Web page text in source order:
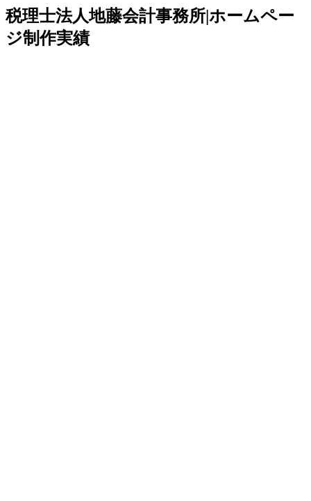
税理士法人地藤会計事務所|ホームペー
ジ制作実績